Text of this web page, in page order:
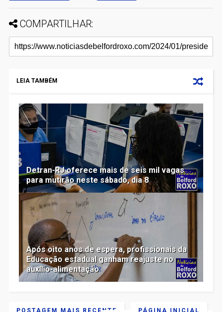
COMPARTILHAR:
LEIA TAMBÉM
Detran-RJ oferece mais de seis mil vagas
para mutirão neste sábado, dia 8
Após oito anos de espera, profissionais da
Educação estadual ganham reajuste no
auxílio-alimentação
POSTAGEM MAIS RECENTE
PÁGINA INICIAL